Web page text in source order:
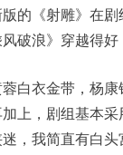
的《射雕》在
破浪》穿越得好
蓉白衣金带，杨
加上，剧组基本
，我简直有白